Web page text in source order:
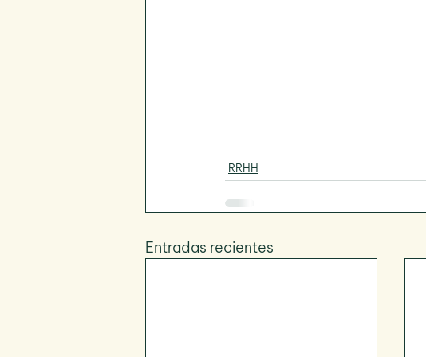
RRHH
Entradas recientes